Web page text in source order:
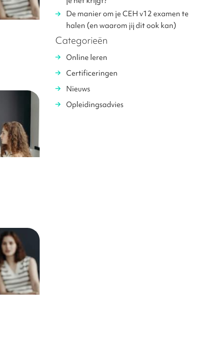
De manier om je CEH v12 examen te
halen (en waarom jij dit ook kan)
Categorieën
Online leren
Certificeringen
Nieuws
Opleidingsadvies